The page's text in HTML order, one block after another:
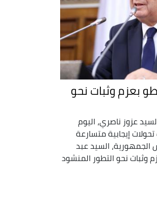
بعزم وثبات نحو
عزوز ناصري، اليوم
إيجابية متسارعة
الجمهورية، السيد عبد
وثبات نحو التطور المنشود